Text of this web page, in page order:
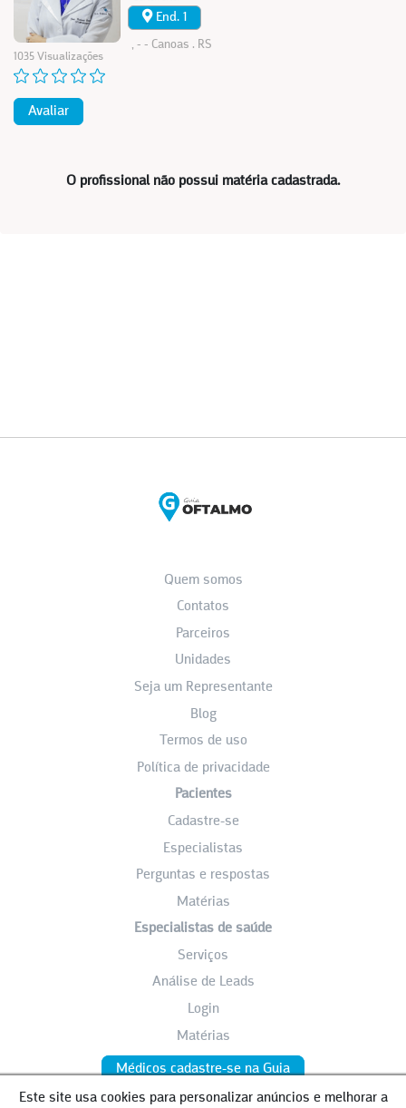
1035 Visualizações
Avaliar
End. 1
, - - Canoas . RS
O profissional não possui matéria cadastrada.
Quem somos
Contatos
Parceiros
Unidades
Seja um Representante
Blog
Termos de uso
Política de privacidade
Pacientes
Cadastre-se
Especialistas
Perguntas e respostas
Matérias
Especialistas de saúde
Serviços
Análise de Leads
Login
Matérias
Médicos cadastre-se na Guia
Este site usa cookies para personalizar anúncios e melhorar a